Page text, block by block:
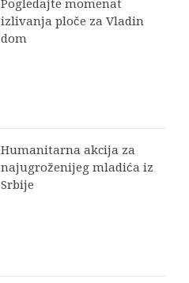
Pogledajte momenat
izlivanja ploče za Vladin
dom
Humanitarna akcija za
najugroženijeg mladića iz
Srbije